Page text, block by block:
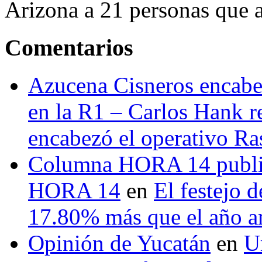
Arizona a 21 personas que
Comentarios
Azucena Cisneros
en la R1 – Carlos Hank
encabezó el operativo
Columna HORA 14
HORA 14 en El festejo
17.80% más que el año
Opinión de Yucatán en